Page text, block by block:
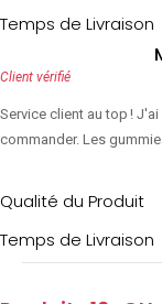
Temps de Livraison
Client vérifié
Service client au top !
commander. Les
Qualité du Produit
Temps de Livraison